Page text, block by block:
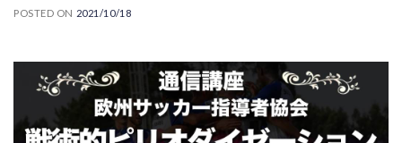
POSTED ON 2021/10/18